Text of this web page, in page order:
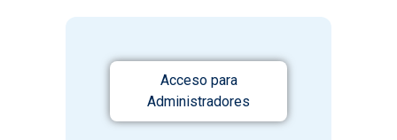
Acceso para
Administradores